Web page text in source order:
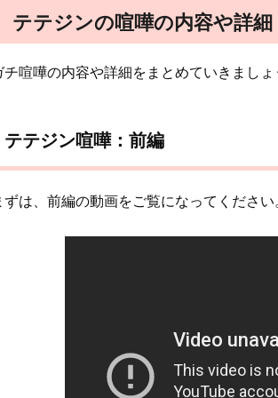
テテジンの喧嘩の内容や詳細
チ喧嘩の内容や詳細をまとめていきましょ
テテジン喧嘩：前編
ずは、前編の動画をご覧になってください